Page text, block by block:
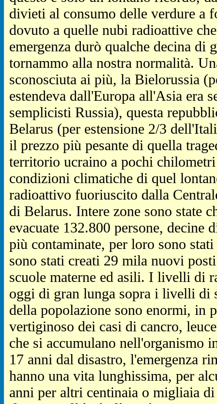
divieti al consumo delle verdure a
dovuto a quelle nubi radioattive
emergenza durò qualche decina di
tornammo alla nostra normalità.
sconosciuta ai più, la Bielorussia
estendeva dall'Europa all'Asia era
semplicisti Russia), questa
Belarus (per estensione 2/3
il prezzo più pesante di quella
territorio ucraino a pochi
condizioni climatiche di quel
radioattivo fuoriuscito dalla
di Belarus. Intere zone sono state
evacuate 132.800 persone,
più contaminate, per loro sono
sono stati creati 29 mila nuovi
scuole materne ed asili. I livelli di
oggi di gran lunga sopra i livelli di
della popolazione sono enormi, in
vertiginoso dei casi di cancro,
che si accumulano nell'organismo
17 anni dal disastro, l'emergenza
hanno una vita lunghissima, per
anni per altri centinaia o migliaia